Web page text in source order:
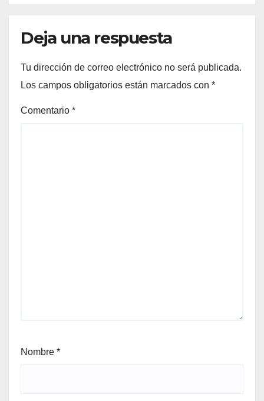
Deja una respuesta
Tu dirección de correo electrónico no será publicada.
Los campos obligatorios están marcados con *
Comentario *
Nombre *